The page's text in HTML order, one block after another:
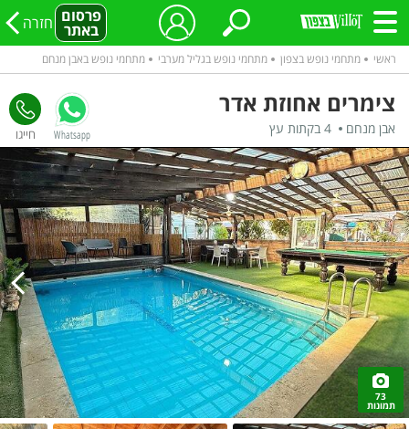
פרסום
באתר חזרה
ראשי מתחמי נופש בצפון מתחמי נופש בגליל מערבי מתחמי נופש באבן מנחם
צימרים אחוזת אדר
אבן מנחם 4 בקתות עץ Whatsapp
73
תמונות